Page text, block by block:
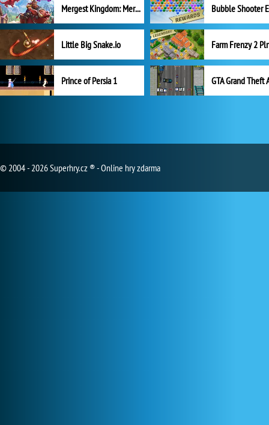
Mergest Kingdom: Merge Puzzle
Little Big Snake.io
Prince of Persia 1 GTA Grand Theft
© 2004 - 2026 Superhry.cz ® - Online hry zdarma